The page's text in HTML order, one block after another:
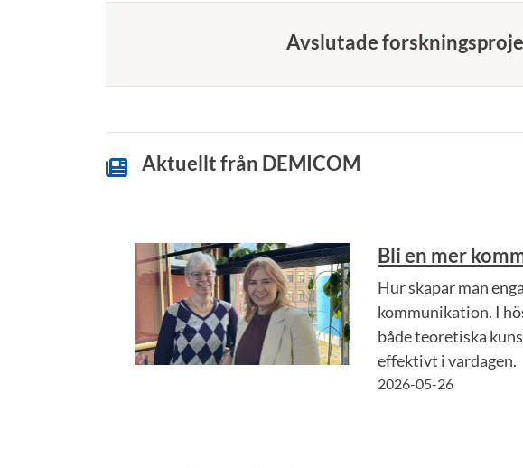
Avslutade
Aktuellt från DEMICOM
Bli en mer
Hur skapar man
kommunikation. I
både teoretiska
effektivt i vardagen.
2026-05-26